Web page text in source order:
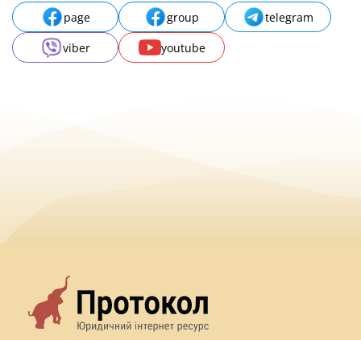
page group
telegram
viber
youtube